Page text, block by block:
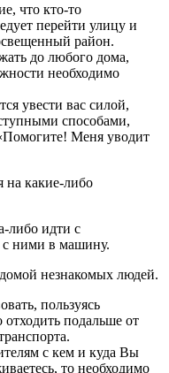
что кто-то
перейти улицу и
район.
до любого дома,
необходимо
увести вас силой,
способами,
Меня уводит
на какие-либо
либо идти с
с ними в машину.
незнакомых людей.
пользуясь
подальше от
с кем и куда Вы
то необходимо